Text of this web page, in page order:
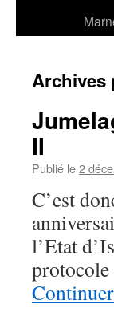
Archives
II
Publié le2
C’est
l’Etat